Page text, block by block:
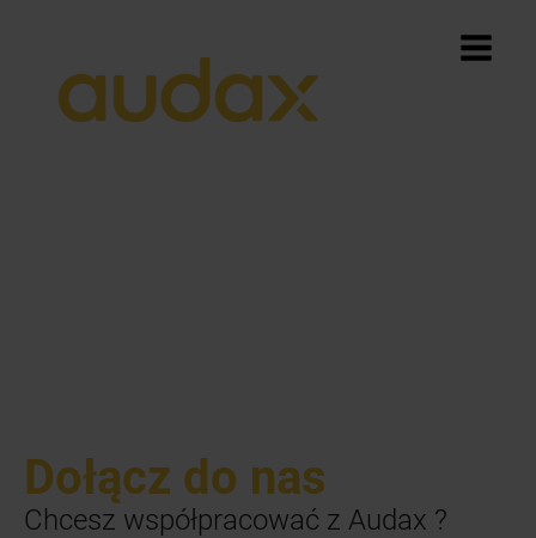
Dołącz do nas
Chcesz współpracować z Audax ?